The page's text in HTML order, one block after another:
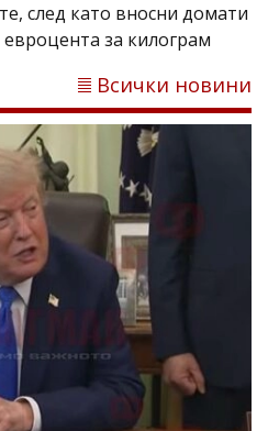
след като вносни домати
за килограм
Всички новини